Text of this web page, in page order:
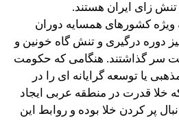
تنش زای ایران هستند.
ویژه کشورهای همسایه دوران
دوره درگیری و تنش گاه خونین و
سر گذاشتند. هنگامی که حکومت
یا توسعه گرایانه ای را در
خلا قدرت در منطقه عربی ایجاد
پر کردن خلا بوده و روابط این